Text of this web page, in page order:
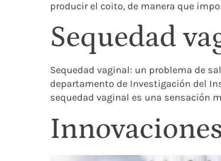
producir el coito, de manera que
Sequedad
Sequedad vaginal: un problema de
departamento de Investigación del
sequedad vaginal es una sensación